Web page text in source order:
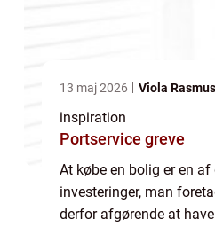
13 maj 2026 Viola
inspiration
Portservice greve
At købe en bolig er en af
investeringer, man
derfor afgørende at